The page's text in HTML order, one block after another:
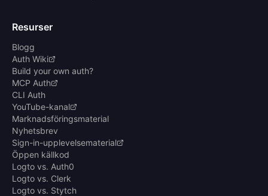
Resurser
Blogg
Auth Wiki
Build your own auth?
MCP Auth
CLI Auth
YouTube-kanal
Marknadsföringsmaterial
Nyhetsbrev
Sign-in-upplevelsematerial
Öppen källkod
Logto vs. Auth0
Logto vs. Clerk
Logto vs. Stytch